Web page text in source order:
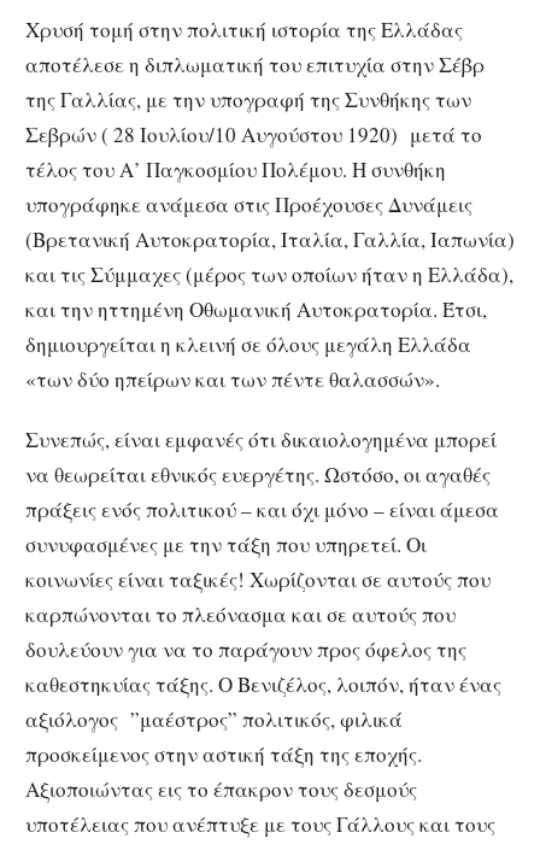
Χρυσή τομή στην πολιτική ιστορία της Ελλάδας
αποτέλεσε η διπλωματική του επιτυχία στην Σέβρ
της Γαλλίας, με την υπογραφή της Συνθήκης των
Σεβρών ( 28 Ιουλίου/10 Αυγούστου 1920) μετά το
τέλος του Α’ Παγκοσμίου Πολέμου. Η συνθήκη
υπογράφηκε ανάμεσα στις Προέχουσες Δυνάμεις
(Βρετανική Αυτοκρατορία, Ιταλία, Γαλλία, Ιαπωνία)
και τις Σύμμαχες (μέρος των οποίων ήταν η Ελλάδα),
και την ηττημένη Οθωμανική Αυτοκρατορία. Έτσι,
δημιουργείται η κλεινή σε όλους μεγάλη Ελλάδα
«των δύο ηπείρων και των πέντε θαλασσών».
Συνεπώς, είναι εμφανές ότι δικαιολογημένα μπορεί
να θεωρείται εθνικός ευεργέτης. Ωστόσο, οι αγαθές
πράξεις ενός πολιτικού – και όχι μόνο – είναι άμεσα
συνυφασμένες με την τάξη που υπηρετεί. Οι
κοινωνίες είναι ταξικές! Χωρίζονται σε αυτούς που
καρπώνονται το πλεόνασμα και σε αυτούς που
δουλεύουν για να το παράγουν προς όφελος της
καθεστηκυίας τάξης. Ο Βενιζέλος, λοιπόν, ήταν ένας
αξιόλογος ”μαέστρος” πολιτικός, φιλικά
προσκείμενος στην αστική τάξη της εποχής.
Αξιοποιώντας εις το έπακρον τους δεσμούς
υποτέλειας που ανέπτυξε με τους Γάλλους και τους